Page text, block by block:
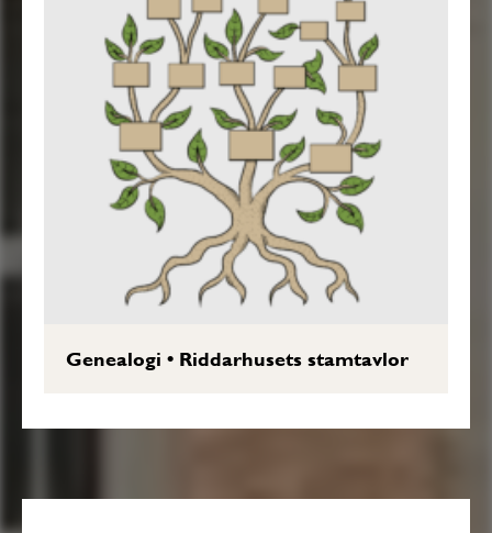
Genealogi • Riddarhusets stamtavlor